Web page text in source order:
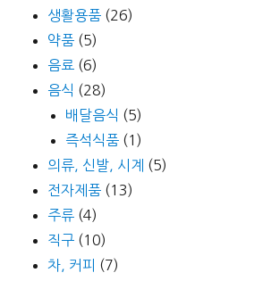
생활용품 (26)
약품 (5)
음료 (6)
음식 (28)
배달음식 (5)
즉석식품 (1)
의류, 신발, 시계 (5)
전자제품 (13)
주류 (4)
직구 (10)
차, 커피 (7)